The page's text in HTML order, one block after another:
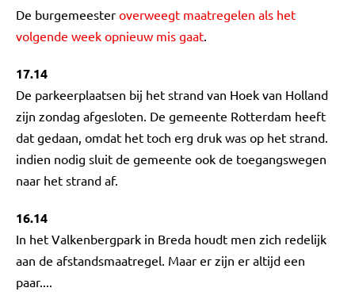
De burgemeester overweegt maatregelen als het
volgende week opnieuw mis gaat.
17.14
De parkeerplaatsen bij het strand van Hoek van Holland
zijn zondag afgesloten. De gemeente Rotterdam heeft
dat gedaan, omdat het toch erg druk was op het strand.
indien nodig sluit de gemeente ook de toegangswegen
naar het strand af.
16.14
In het Valkenbergpark in Breda houdt men zich redelijk
aan de afstandsmaatregel. Maar er zijn er altijd een
paar....